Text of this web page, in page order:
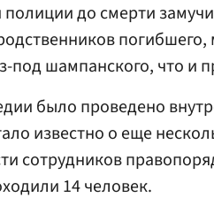
полиции до смерти
под шампанского, что и
было проведено
известно о еще
сотрудников
14 человек.